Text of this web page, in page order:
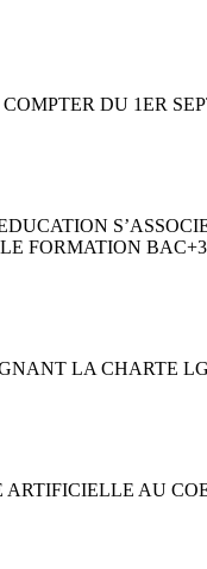
DU 1ER
FORMATION
LA CHARTE
AU